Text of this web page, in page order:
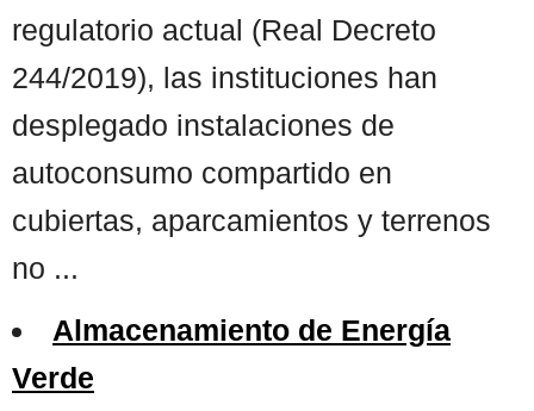
regulatorio actual (Real Decreto
244/2019), las instituciones han
desplegado instalaciones de
autoconsumo compartido en
cubiertas, aparcamientos y terrenos
no ...
Almacenamiento de Energía
Verde